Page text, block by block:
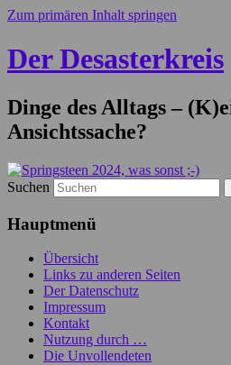
Zum primären Inhalt springen
Der Desasterkreis
Dinge des Alltags –
Ansichtssache?
Suchen
Hauptmenü
Übersicht
Links zu anderen Seiten
Der Datenschutz
Impressum
Kontakt
Nutzung durch …
Die Unvollendeten